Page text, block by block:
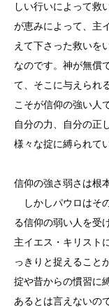
しい行いによって救
が恵みによって、主
えて下さった救いを
なのです。神が無償
て、そこに与えられ
こそが信仰の強い人
自分の力、自分の正
様々な掟に縛られて
信仰の強さ弱さは
しかしパウロはそ
る信仰の弱い人を受
主イエス・キリスト
っきりと捉えること
掟や昔からの慣習に
あるとは言えないの